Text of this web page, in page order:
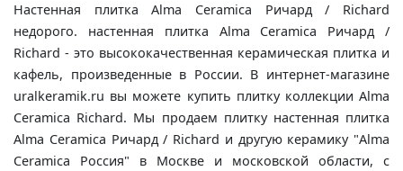
Настенная плитка Alma Ceramica Ричард / Richard
недорого. настенная плитка Alma Ceramica Ричард /
Richard - это высококачественная керамическая плитка и
кафель, произведенные в России. В интернет-магазине
uralkeramik.ru вы можете купить плитку коллекции Alma
Ceramica Richard. Мы продаем плитку настенная плитка
Alma Ceramica Ричард / Richard и другую керамику "Alma
Ceramica Россия" в Москве и московской области, с